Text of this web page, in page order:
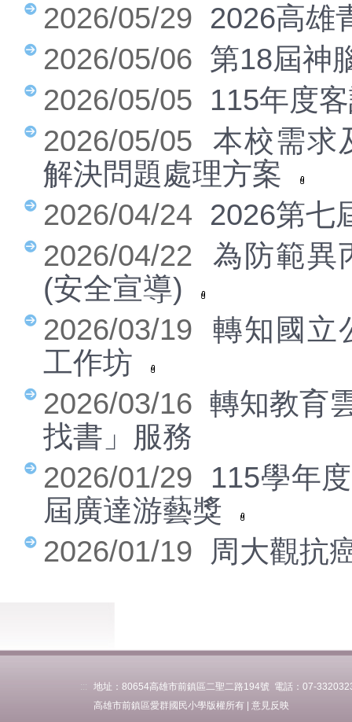
學習資源
高雄市雙語數位學
2026/05/29 2026高雄
2026/05/06 第18屆神
2026/05/05 115年度
2026/05/05 本校需求
解決問題處理方案
2026/04/24 2026第七
2026/04/22 為防範異
(安全宣導)
2026/03/19 轉知國立
工作坊
2026/03/16 轉知教育
找書」服務
2026/01/29 115學年
屆廣達游藝獎
2026/01/19 周大觀抗
:::
地址：80654高雄市前鎮區二聖二路194號 電話：07-
高雄市前鎮區愛群國民小學版權所有 | 意見反映